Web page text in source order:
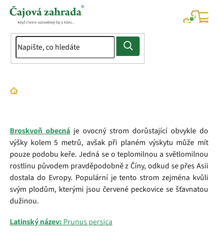
Přejít
Domů
Broskvoň obecná je ovocný strom dorůstající obvykle do
výšky kolem 5 metrů, avšak při planém výskytu může mít
pouze podobu keře. Jedná se o teplomilnou a světlomilnou
rostlinu původem pravděpodobně z Číny, odkud se přes Asii
dostala do Evropy. Populární je tento strom zejména kvůli
svým plodům, kterými jsou červené peckovice se šťavnatou
dužinou.
Latinský název: Prunus persica